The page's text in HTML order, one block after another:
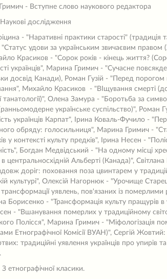
- Вступне слово наукового редактора
Наукові дослідження
- "Наративні практики старості" (традиція
"Статус удови за українським звичаєвим правом
Красиков - "Сорок років - кінець життя?
українців", Марина Гримич - "Сучасне
досвід Канади), Роман Гузій - "Перед порогом
Михайло Красиков - "ВІщування смерті (до
танатології)", Олена Замура - "Боротьба за
українське суспільство)", Роман
українців Карпат", Ірина Коваль-Фучило -
обряду: голосильниця", Марина Гримич -
у контексті культу предків", Ірина Несен -
Богдан Медвідський - "На одному місці
в центральносхідній Альберті (Канада)",
доріг: поховання поза цвинтарем у
культурі", Олексій Нагорнюк - "Урочище
уявлень, пов'язаних із
Борисенко - "Трансформація культу пращурів в
- "Вшанування померлих у традиційному
Полісся", Марина Гримич - "Міфологізація
Етнографічної Комісії ВУАН)", Сергій
традиційні уявлення українців про упирів
З етнографічної класики.